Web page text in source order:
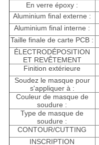
En verre époxy :
Aluminium final externe :
Aluminium final interne :
Taille finale de carte PCB :
ÉLECTRODÉPOSITION
ET REVÊTEMENT
Finition extérieure
Soudez le masque pour
s'appliquer à :
Couleur de masque de
soudure :
Type de masque de
soudure :
CONTOUR/CUTTING
INSCRIPTION